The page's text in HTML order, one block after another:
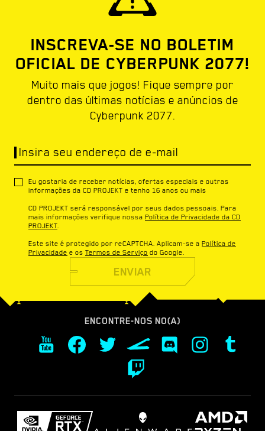
INSCREVA-SE NO BOLETIM
OFICIAL DE CYBERPUNK 2077!
Muito mais que jogos! Fique sempre por
dentro das últimas notícias e anúncios de
Cyberpunk 2077.
Insira seu endereço de e-mail
Eu gostaria de receber notícias, ofertas especiais e outras
informações da CD PROJEKT e tenho 16 anos ou mais
CD PROJEKT será responsável por seus dados pessoais. Para
mais informações verifique nossa Política de Privacidade da CD
PROJEKT
Este site é protegido por reCAPTCHA. Aplicam-se a Política de
Privacidade e os Termos de Serviço do Google.
ENVIAR
ENCONTRE-NOS NO(A)